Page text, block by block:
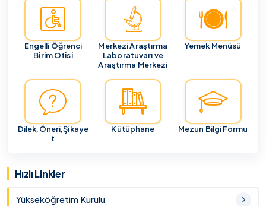
Engelli Öğrenci
Birim Ofisi
Merkezi Araştırma
Laboratuvarı ve
Araştırma Merkezi
Yemek Menüsü
Dilek,Öneri,Şikaye
t
Kütüphane Mezun Bilgi Formu
Hızlı Linkler
Yükseköğretim Kurulu